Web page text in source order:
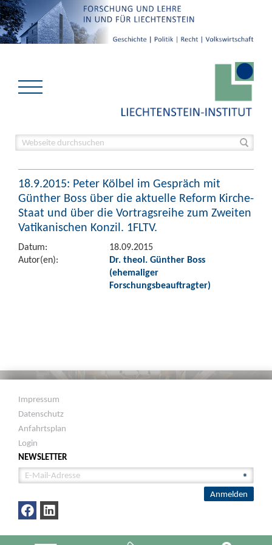
18.9.2015: Peter Kölbel im Gespräch mit
Günther Boss über die aktuelle Reform Kirche-
Staat und über die Vortragsreihe zum Zweiten
Vatikanischen Konzil. 1FLTV.
Datum:
18.09.2015
Autor(en):
Dr. theol. Günther Boss
(ehemaliger
Forschungsbeauftragter)
Impressum
Datenschutz
Anfahrtsplan
Login
NEWSLETTER